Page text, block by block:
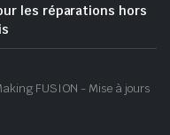
les réparations hors
FUSION - Mise à jours